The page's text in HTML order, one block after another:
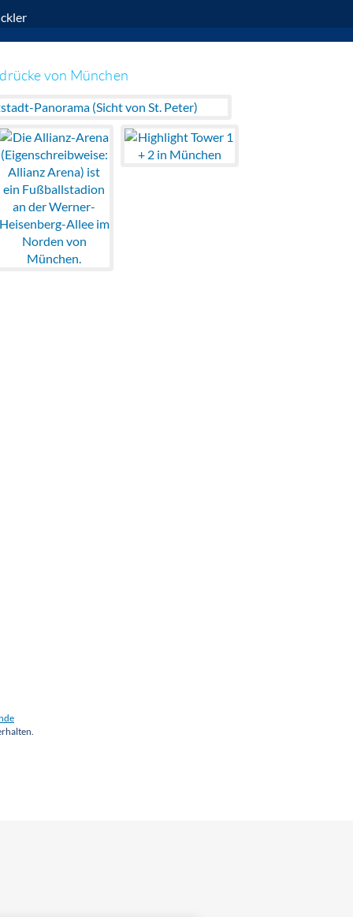
von München